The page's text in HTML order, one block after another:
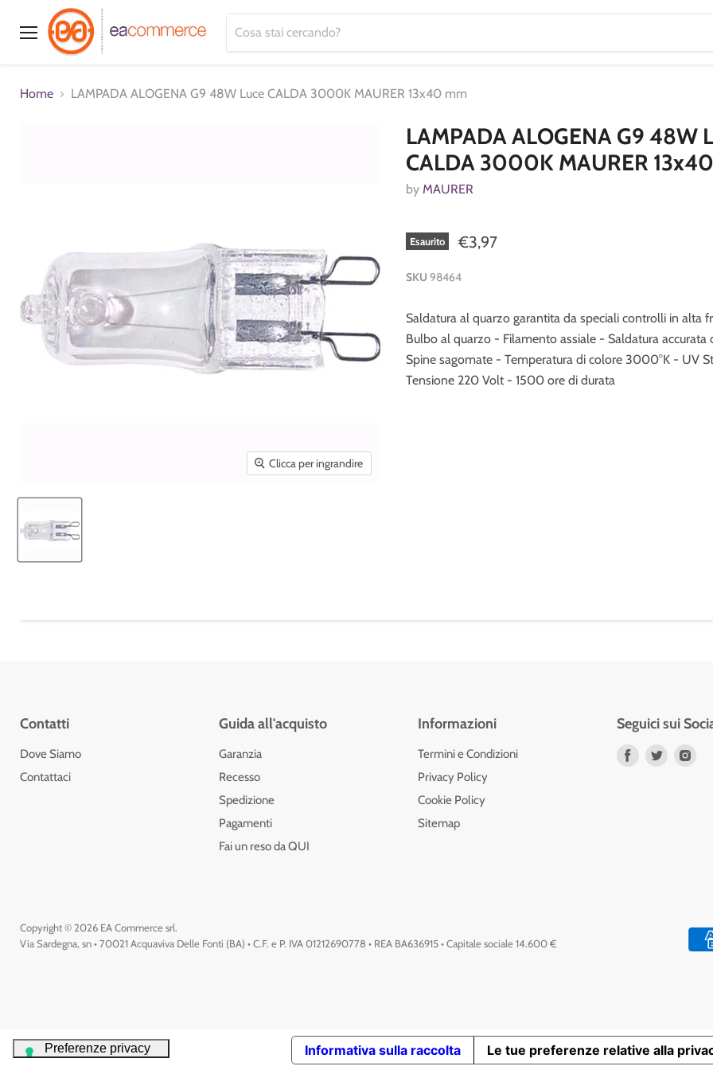
Menu
Home LAMPADA ALOGENA G9 48W Luce CALDA 3000K MAURER 13x40 mm
Clicca per ingrandire
LAMPADA ALOGENA G9 48W
CALDA 3000K MAURER
byMAURER
Esaurito €3,97
SKU 98464
Saldatura al quarzo garantita da speciali controlli in alta
Bulbo al quarzo - Filamento assiale - Saldatura accurata
Spine sagomate - Temperatura di colore 3000°K - UV
Tensione 220 Volt - 1500 ore di durata
Contatti
Dove Siamo
Contattaci
Guida all'acquisto
Garanzia
Recesso
Spedizione
Pagamenti
Fai un reso da QUI
Informazioni
Termini e Condizioni
Privacy Policy
Cookie Policy
Sitemap
Seguici sui
Trovaci Trovaci
Copyright © 2026 EA Commerce srl.
Via Sardegna, sn • 70021 Acquaviva Delle Fonti (BA) • C.F. e P. IVA 01212690778 • REA BA636915 • Capitale sociale 14.600 €
Informativa sulla raccolta Le tue preferenze relative alla